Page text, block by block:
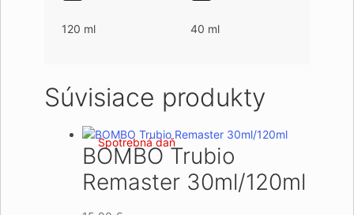
120 ml 40 ml
Súvisiace produkty
Spotrebná daň
BOMBO Trubio
Remaster 30ml/120ml